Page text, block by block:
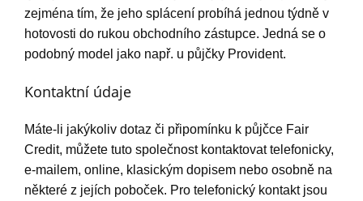
zejména tím, že jeho splácení probíhá jednou týdně v
hotovosti do rukou obchodního zástupce. Jedná se o
podobný model jako např. u půjčky Provident.
Kontaktní údaje
Máte-li jakýkoliv dotaz či připomínku k půjčce Fair
Credit, můžete tuto společnost kontaktovat telefonicky,
e-mailem, online, klasickým dopisem nebo osobně na
některé z jejích poboček. Pro telefonický kontakt jsou